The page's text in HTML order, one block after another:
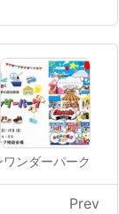
ンダーパーク
Prev